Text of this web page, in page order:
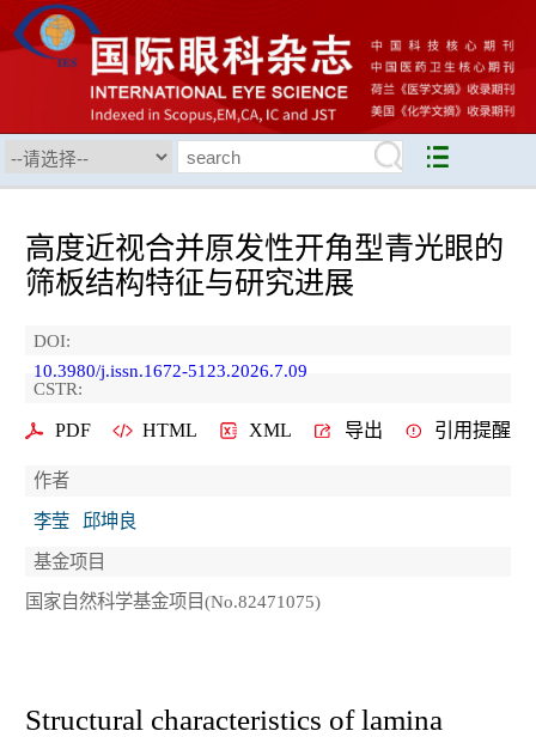
高度近视合并原发性开角型青光眼的
筛板结构特征与研究进展
DOI:
10.3980/j.issn.1672-5123.2026.7.09
CSTR:
PDF HTML XML 导出 引用提醒
作者
李莹
邱坤良
基金项目
国家自然科学基金项目(No.82471075)
Structural characteristics of lamina